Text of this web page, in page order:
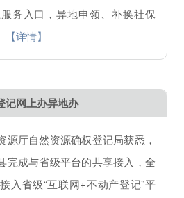
务入口，异地申领、补换社保
【详情】
记网上办异地办
源厅自然资源确权登记局获悉，
完成与省级平台的共享接入，全
入省级“互联网+不动产登记”平